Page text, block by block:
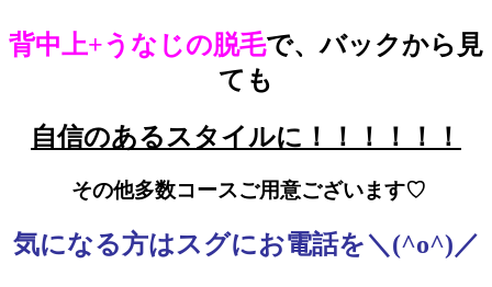
背中上+うなじの脱毛で、バックから見
ても
自信のあるスタイルに！！！！！！
その他多数コースご用意ございます♡
気になる方はスグにお電話を＼(^o^)／